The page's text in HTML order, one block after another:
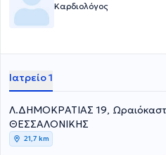
Καρδιολόγος
Ιατρείο 1
Λ.ΔΗΜΟΚΡΑΤΙΑΣ 19, Ωραιόκαστρο, ΝΟΜΟΣ
ΘΕΣΣΑΛΟΝΙΚΗΣ
21,7 km